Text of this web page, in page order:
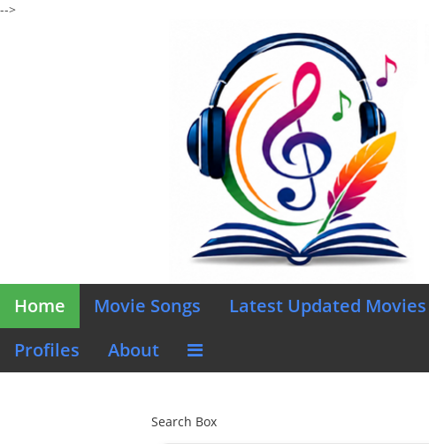
-->
Home Movie Songs Latest Updated Movies
Profiles
About
Search Box